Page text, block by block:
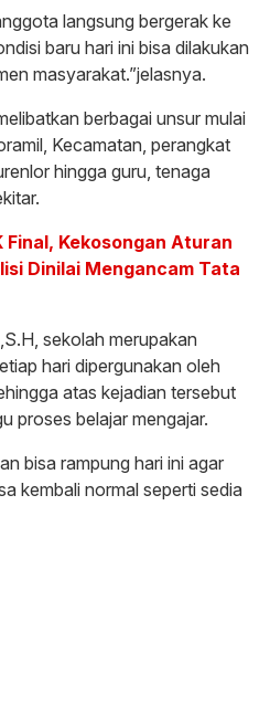
langsung bergerak ke
baru hari ini bisa dilakukan
masyarakat.”jelasnya.
berbagai unsur mulai
Kecamatan, perangkat
hingga guru, tenaga
Final, Kekosongan Aturan
Dinilai Mengancam Tata
sekolah merupakan
hari dipergunakan oleh
atas kejadian tersebut
proses belajar mengajar.
bisa rampung hari ini agar
kembali normal seperti sedia